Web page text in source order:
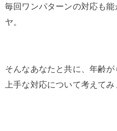
毎回ワンパターンの対応も
ヤ。
そんなあなたと共に、年齢
上手な対応について考えてみ